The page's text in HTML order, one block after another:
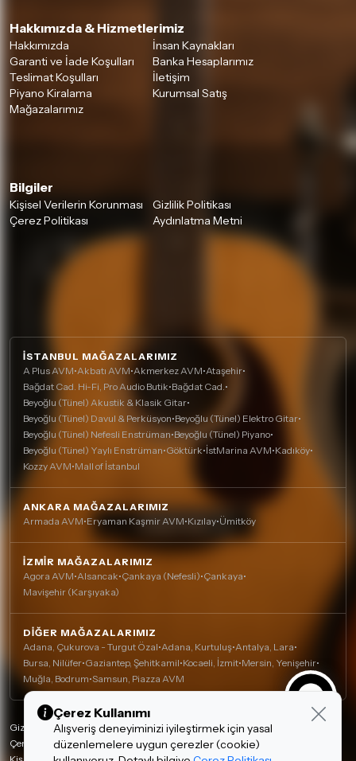
Hakkımızda & Hizmetlerimiz
Hakkımızda
İnsan Kaynakları
Garanti ve İade Koşulları
Banka Hesaplarımız
Teslimat Koşulları
İletişim
Piyano Kiralama
Kurumsal Satış
Mağazalarımız
Bilgiler
Kişisel Verilerin Korunması
Gizlilik Politikası
Çerez Politikası
Aydınlatma Metni
İSTANBUL MAĞAZALARIMIZ
A Plus AVM•Akbatı AVM•Akmerkez AVM•Ataşehir•
Bağdat Cad. Hi-Fi, Pro Audio Butik•Bağdat Cad.•
Beyoğlu (Tünel) Akustik & Klasik Gitar•
Beyoğlu (Tünel) Davul & Perküsyon•Beyoğlu (Tünel) Elektro Gitar•
Beyoğlu (Tünel) Nefesli Enstrüman•Beyoğlu (Tünel) Piyano•
Beyoğlu (Tünel) Yaylı Enstrüman•Göktürk•İstMarina AVM•Kadıköy•
Kozzy AVM•Mall of İstanbul
ANKARA MAĞAZALARIMIZ
Armada AVM•Eryaman Kaşmir AVM•Kızılay•Ümitköy
İZMIR MAĞAZALARIMIZ
Agora AVM•Alsancak•Çankaya (Nefesli)•Çankaya•
Mavişehir (Karşıyaka)
DIĞER MAĞAZALARIMIZ
Adana, Çukurova - Turgut Özal•Adana, Kurtuluş•Antalya, Lara•
Bursa, Nilüfer•Gaziantep, Şehitkamil•Kocaeli, İzmit•Mersin, Yenişehir•
Muğla, Bodrum•Samsun, Piazza AVM
Gizlilik Politikası
Çerez Politikası
Çerez Kullanımı
Alışveriş deneyiminizi iyileştirmek için yasal
düzenlemelere uygun çerezler (cookie)